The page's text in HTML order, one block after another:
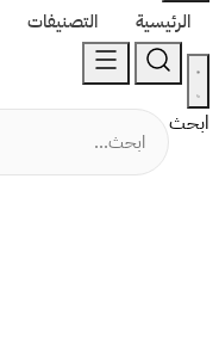
الرئيسية التصنيفات
ابحث